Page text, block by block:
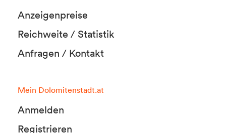
Anzeigenpreise
Reichweite / Statistik
Anfragen / Kontakt
Mein Dolomitenstadt.at
Anmelden
Registrieren